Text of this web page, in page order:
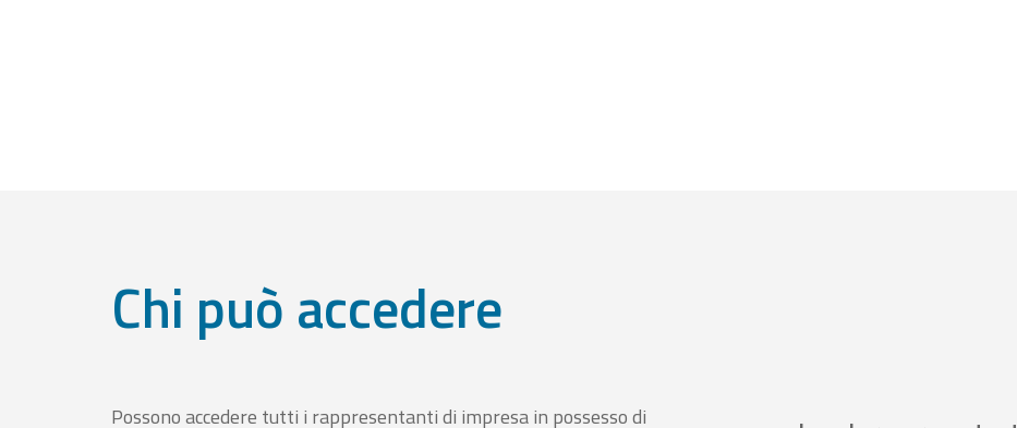
Chi può accedere
Possono accedere tutti i rappresentanti di impresa in possesso di